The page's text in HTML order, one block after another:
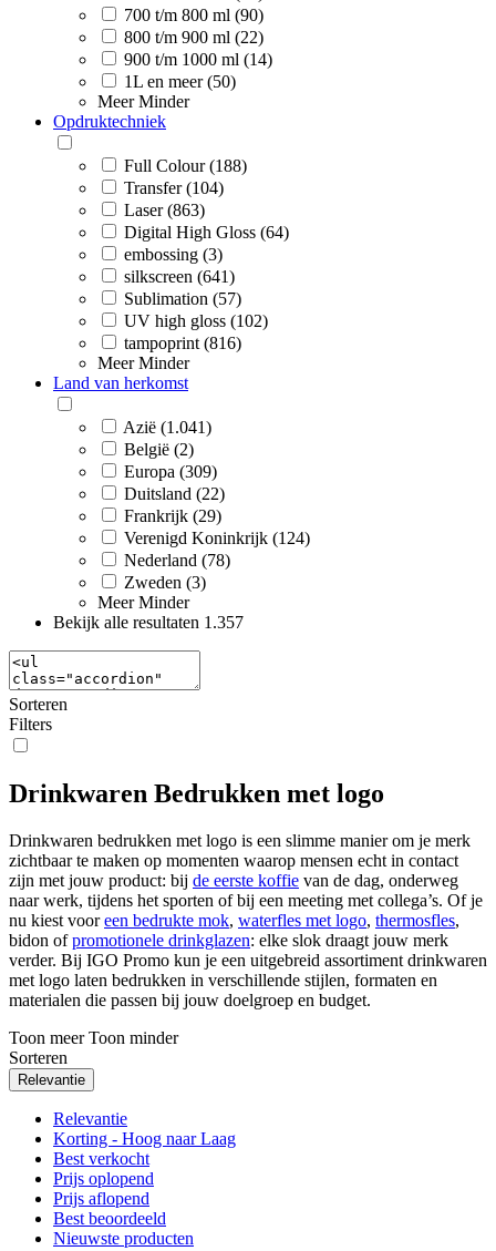
700 t/m 800 ml (90)
800 t/m 900 ml (22)
900 t/m 1000 ml (14)
1L en meer (50)
Meer Minder
Opdruktechniek
Full Colour (188)
Transfer (104)
Laser (863)
Digital High Gloss (64)
embossing (3)
silkscreen (641)
Sublimation (57)
UV high gloss (102)
tampoprint (816)
Meer Minder
Land van herkomst
Azië (1.041)
België (2)
Europa (309)
Duitsland (22)
Frankrijk (29)
Verenigd Koninkrijk (124)
Nederland (78)
Zweden (3)
Meer Minder
Bekijk alle resultaten 1.357
Sorteren
Filters
Drinkwaren Bedrukken met logo
Drinkwaren bedrukken met logo is een slimme manier om je merk
zichtbaar te maken op momenten waarop mensen echt in contact
zijn met jouw product: bij de eerste koffie van de dag, onderweg
naar werk, tijdens het sporten of bij een meeting met collega’s. Of je
nu kiest vooreen bedrukte mok, waterfles met logo, thermosfles,
bidon ofpromotionele drinkglazen: elke slok draagt jouw merk
verder. Bij IGO Promo kun je een uitgebreid assortiment drinkwaren
met logo laten bedrukken in verschillende stijlen, formaten en
materialen die passen bij jouw doelgroep en budget.
Toon meer Toon minder
Sorteren
Relevantie
Relevantie
Korting - Hoog naar Laag
Best verkocht
Prijs oplopend
Prijs aflopend
Best beoordeeld
Nieuwste producten